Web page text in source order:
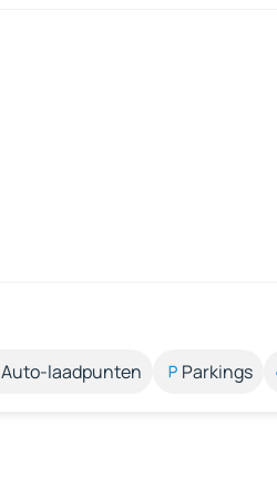
Auto-laadpunten Parkings